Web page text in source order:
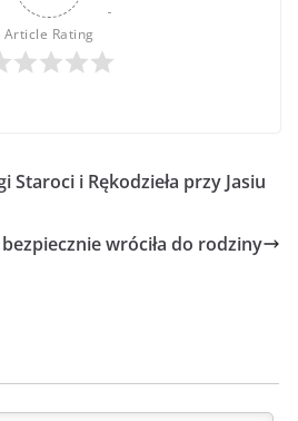
Article Rating
Staroci i Rękodzieła przy Jasiu
wróciła do rodziny